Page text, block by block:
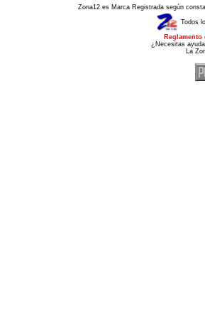
Zona12 es Marca Registrada según
Todos
¿Necesitas
La